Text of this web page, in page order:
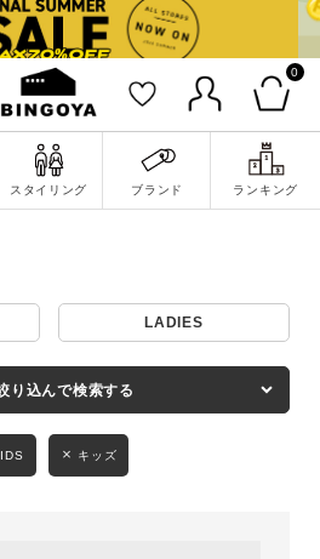
0
スタイリング ブランド ランキング
詳細検索
LADIES
り込んで検索する
キッズ